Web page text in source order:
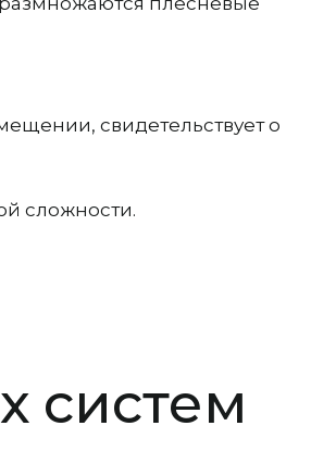
свидетельствует о
сложности.
систем